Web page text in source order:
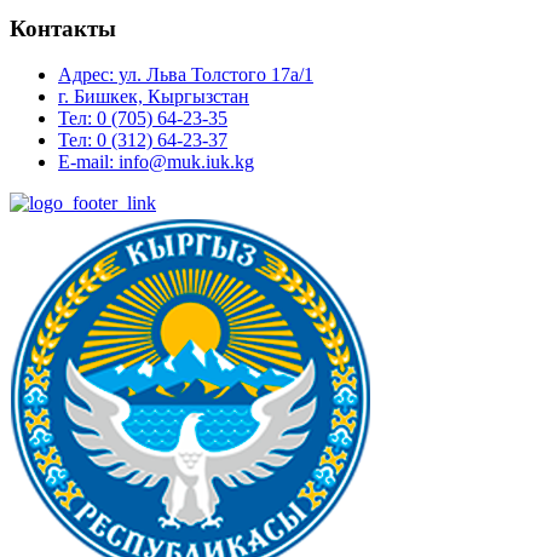
Контакты
Адрес: ул. ​Льва Толстого 17а/1
г. Бишкек, Кыргызстан
Тел: 0 (705) 64-23-35
Тел: 0 (312) 64-23-37
E-mail: info@muk.iuk.kg